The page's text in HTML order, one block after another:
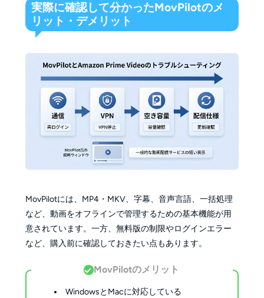
実際に確認して分かったMovPilotのメ
リット・デメリット
MovPilotには、MP4・MKV、字幕、音声言語、一括処理
など、動画をオフラインで管理するための基本機能が用
意されています。一方、無料版の制限やログインエラー
など、購入前に確認しておきたい点もあります。
MovPilotのメリット
WindowsとMacに対応している